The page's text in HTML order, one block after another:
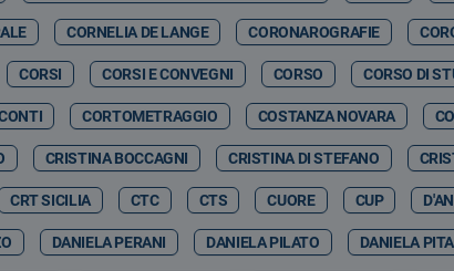
CORNELIA DE LANGE CORONAROGRAFIE
CORSI CORSI E CONVEGNI CORSO CORSO DI
CORTOMETRAGGIO COSTANZA NOVARA
CRISTINA BOCCAGNI CRISTINA DI STEFANO
CRT SICILIA CTC CTS CUORE CUP
DANIELA PERANI DANIELA PILATO DANIELA